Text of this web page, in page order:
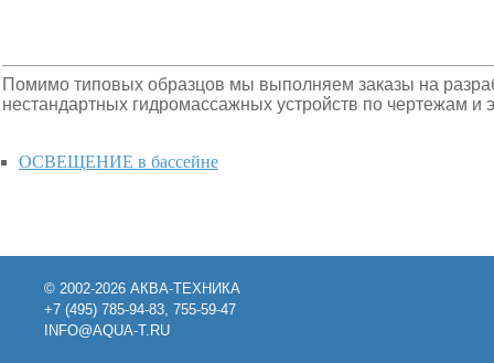
Помимо типовых образцов мы выполняем заказы на
нестандартных гидромассажных устройств по чертежам и
ОСВЕЩЕНИЕ в бассейне
© 2002-2026 АКВА-ТЕХНИКА
+7 (495) 785-94-83, 755-59-47
INFO@AQUA-T.RU